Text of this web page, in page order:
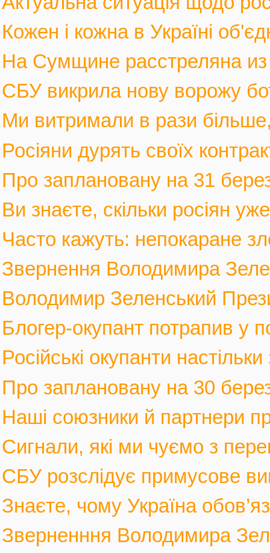
Кожен і кожна в Україні
На Сумщине расстреляна из
СБУ викрила нову ворожу
Ми витримали в рази
Росіяни дурять своїх
Про заплановану на 31
Ви знаєте, скільки росіян
Часто кажуть: непокаране
Звернення Володимира
Володимир Зеленський
Блогер-окупант потрапив у
Російські окупанти
Про заплановану на 30
Наші союзники й партнери
Сигнали, які ми чуємо з
СБУ розслідує примусове
Знаєте, чому Україна
Зверненння Володимира